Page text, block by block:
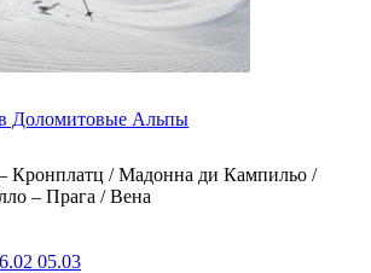
Доломитовые Альпы
Кронплатц / Мадонна ди Кампильо /
– Прага / Вена
05.03